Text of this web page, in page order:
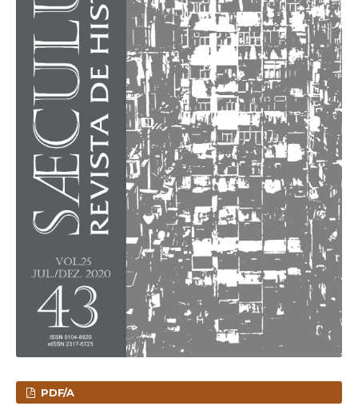
PDF/A